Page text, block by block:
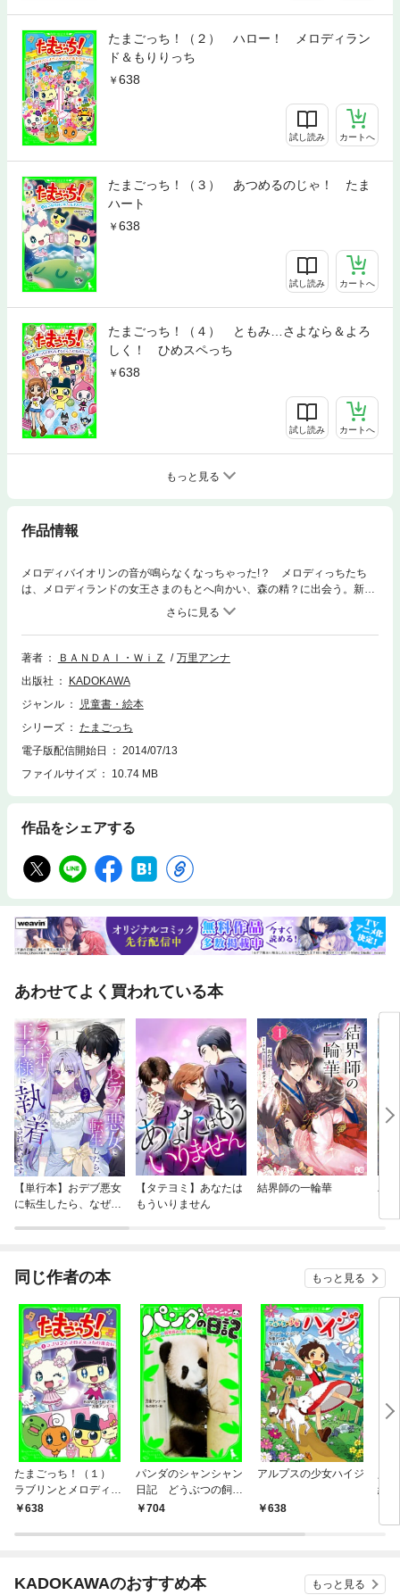
たまごっち！（２） ハロー！ メロディラン
ド＆もりりっち
638
試し読み カートへ
たまごっち！（３） あつめるのじゃ！ たま
ハート
638
試し読み カートへ
たまごっち！（４） ともみ…さよなら＆よろ
しく！ ひめスペっち
638
試し読み カートへ
もっと見る
作品情報
メロディバイオリンの音が鳴らなくなっちゃった!？ メロディっちたち
は、メロディランドの女王さまのもとへ向かい、森の精？に出会う。新曲
誕生やハートかみっちが登場するお話も！ 大人気シリーズ第５巻!!【小
著者 ＢＡＮＤＡＩ・ＷｉＺ
万里アンナ
出版社
KADOKAWA
ジャンル
児童書・絵本
シリーズ
たまごっち
電子版配信開始日
2014/07/13
ファイルサイズ
10.74 MB
作品をシェアする
あわせてよく買われている本
【単行本】おデブ悪女
に転生したら、なぜか
【タテヨミ】あなたは
もういりません
結界師の一輪華
バ
今
同じ作者の本 もっと見る
たまごっち！（１）
ラブリンとメロディっ
ちの出会い
638
パンダのシャンシャン
日記 どうぶつの飼育
員さんになりたい！
704
アルプスの少女ハイジ
638
編
KADOKAWAのおすすめ本 もっと見る